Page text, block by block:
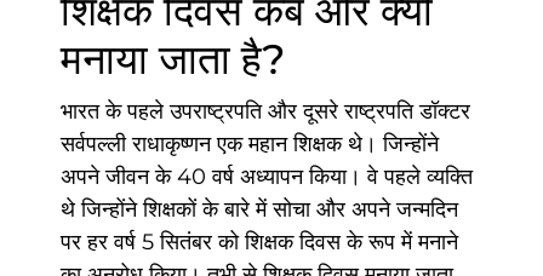
शिक्षक दिवस कब और क्यों
मनाया जाता है?
भारत के पहले उपराष्ट्रपति और दूसरे राष्ट्रपति डॉक्टर
सर्वपल्ली राधाकृष्णन एक महान शिक्षक थे। जिन्होंने
अपने जीवन के 40 वर्ष अध्यापन किया। वे पहले व्यक्ति
थे जिन्होंने शिक्षकों के बारे में सोचा और अपने जन्मदिन
पर हर वर्ष 5 सितंबर को शिक्षक दिवस के रूप में मनाने